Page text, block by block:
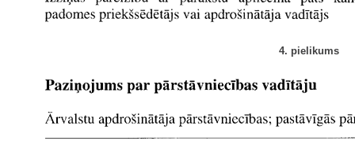
4. pielikums